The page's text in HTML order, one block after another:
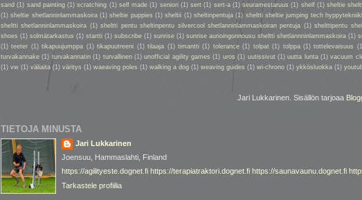
sand (1) sand painting (1) scratching (1) self made (1) seniori (1) sert (1) sert-a (1) seuramestaruus (1) shelf (1) sheltie
(1) sheltie shetlanninlammaskoira (1) sheltie puppies (1) sheltii (1) sheltinpentuja (1) sheltti sheltie jumping tech
sheltti shetlanninlammaskoira (1) sheltti pentu sheltinpentu silvercool shetlanninlammaskoiran pentuja (1) shelttipentu
shoes (1) solmätarkastus (1) startti (1) subscribe (1) sunrise (1) sunrise aurioingonnousu sheltti shetlannninlammaskoira (1)
(1) teeter (1) tikapuujumppa (1) tikapuutreeni (1) tilaaja (1) timantti (1) tolerance (1) tolpat (1) tolppa (1) tottelevaisuus
turvakannake (1) turvakannatin (1) turvallinen (1) unofficial agility games (1) uros (1) uutissivut (1) uutta lunta (1) vacuum
(1) vw (1) väliaita (1) väritys (1) waeaving poles (1) walking a dog (1) weaving guides (1) wi-chrono (1) ykkösluokka (1)
Jari Lukkarinen. Sisällön tarjoaa
TIETOJA MINUSTA
Jari Lukkarinen
Joensuu, Hammaslahti, Finland
https://agilityeste.dognet.fi https://terapiatraktori.dognet.fi https://saunavaunu.dognet.fi
Tarkastele profiilia